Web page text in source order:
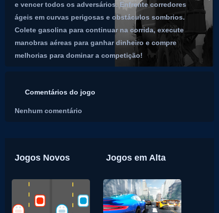
e vencer todos os adversários. Enfrente corredores
ágeis em curvas perigosas e obstáculos sombrios.
Colete gasolina para continuar na corrida, execute
manobras aéreas para ganhar dinheiro e compre
melhorias para dominar a competição!
Comentários do jogo
Nenhum comentário
Jogos Novos Jogos em Alta